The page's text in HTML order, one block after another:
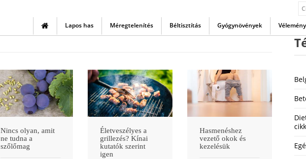
Lapos has Méregtelenítés Béltisztítás Gyógynövények
Nincs olyan, amit
ne tudna a
szőlőmag
Életveszélyes a
grillezés? Kínai
kutatók szerint
igen
Hasmenéshez
vezető okok és
kezelésük
tartalmaink első kézből!
Csatlakozzon hozzánk, így garantáltan nem marad le